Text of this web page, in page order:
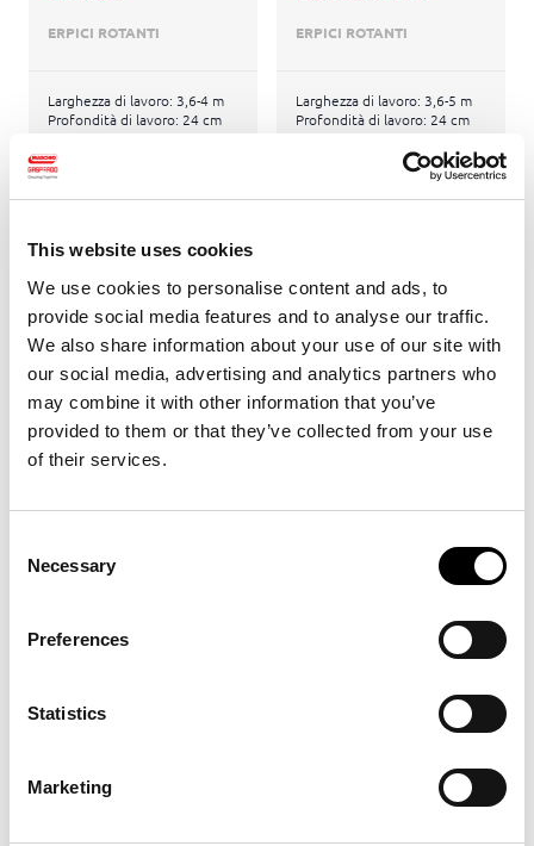
This website uses cookies
We use cookies to personalise content and ads, to
provide social media features and to analyse our traffic.
We also share information about your use of our site with
our social media, advertising and analytics partners who
may combine it with other information that you’ve
provided to them or that they’ve collected from your use
of their services.
Selection
Necessary
Preferences
Statistics
Marketing
ERPICI ROTANTI
Larghezza di lavoro: 3,6-4 m
Profondità di lavoro: 24 cm
kW
Potenza richiesta HP: 101-
139 HP
ERPICI ROTANTI
Larghezza di lavoro: 3,6-5 m
Profondità di lavoro: 24 cm
Potenza richiesta HP: 110-
240 HP
LAVORAZIONE DEL
TERRENO
GABBIANO SUPER
Larghezza di lavoro: 4-6 m
Potenza richiesta HP: 119-
LAVORAZIONE DEL
AQUILA SUPER
Larghezza di lavoro: 4-6 m
Profondità di lavoro: 26-28
Potenza richiesta HP: 138-